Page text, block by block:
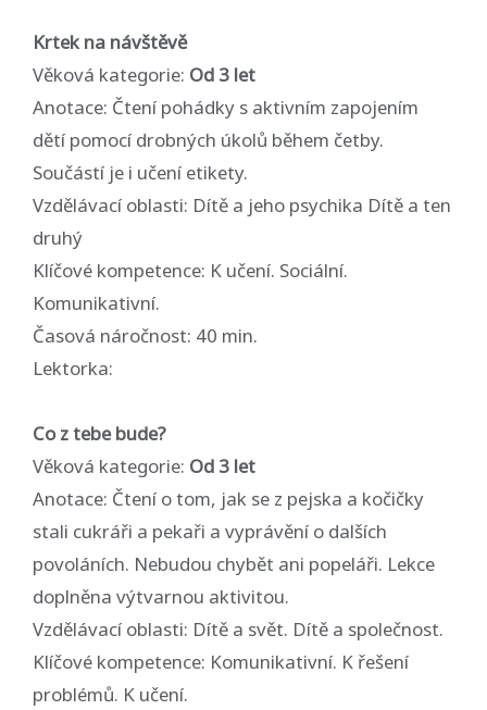
Krtek na návštěvě
Věková kategorie: Od 3 let
Anotace: Čtení pohádky s aktivním zapojením
dětí pomocí drobných úkolů během četby.
Součástí je i učení etikety.
Vzdělávací oblasti: Dítě a jeho psychika Dítě a ten
druhý
Klíčové kompetence: K učení. Sociální.
Komunikativní.
Časová náročnost: 40 min.
Lektorka:
Co z tebe bude?
Věková kategorie: Od 3 let
Anotace: Čtení o tom, jak se z pejska a kočičky
stali cukráři a pekaři a vyprávění o dalších
povoláních. Nebudou chybět ani popeláři. Lekce
doplněna výtvarnou aktivitou.
Vzdělávací oblasti: Dítě a svět. Dítě a společnost.
Klíčové kompetence: Komunikativní. K řešení
problémů. K učení.